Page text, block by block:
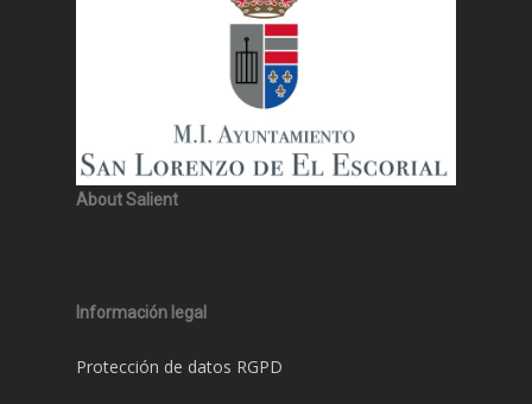
About Salient
Información legal
Protección de datos RGPD